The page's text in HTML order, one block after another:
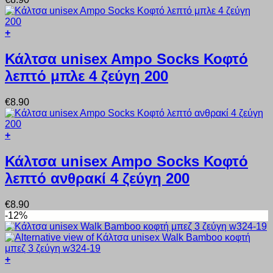
Οι
επιλογές
μπορούν
να
επιλεγούν
στη
σελίδα
του
+
το
προϊόν
έχει
πολλαπλές
παραλλαγές.
Οι
επιλογές
μπορούν
να
στη
σελίδα
του
Κάλτσα unisex Ampo Socks Κοφτό
λεπτό μπλε 4 ζεύγη 200
€8.90
+
το
προϊόν
έχει
πολλαπλές
παραλλαγές.
Οι
επιλογές
μπορούν
να
επιλεγούν
στη
Κάλτσα unisex Ampo Socks Κοφτό
λεπτό ανθρακί 4 ζεύγη 200
€8.90
-12%
+